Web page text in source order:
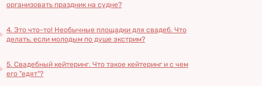
организовать праздник на судне?
4. Это что-то! Необычные площадки для свадеб. Что
делать, если молодым по душе экстрим?
5. Свадебный кейтеринг. Что такое кейтеринг и с чем
его "едят"?